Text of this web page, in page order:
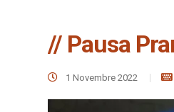
// Pausa
1 Novembre 2022